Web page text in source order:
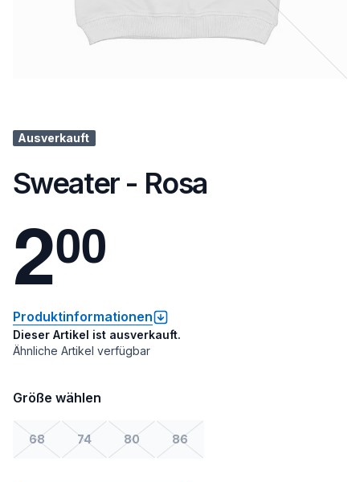
Ausverkauft
Sweater - Rosa
200
Produktinformationen
Dieser Artikel ist ausverkauft.
Ähnliche Artikel verfügbar
Größe wählen
68 74 80 86